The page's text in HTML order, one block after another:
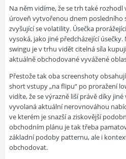
Na něm vidíme, že se trh také
úroveň vytvořenou dnem posledního
zvyšující se volatility. Úsečka
vysoká, jako jiné předcházející
swingu je v trhu vidět citelná síla
aktuálně obchodované vyvážené
Přestože tak oba screenshoty
short vstupy „na flipu“ po proražení
vidíte, že se výrazně liší právě díky
vyvolaná aktuální nerovnováhou
ve kterém je snazší a ziskovější
obchodním plánu je tak třeba
základní podoby patternu, ale i
obchodovat.